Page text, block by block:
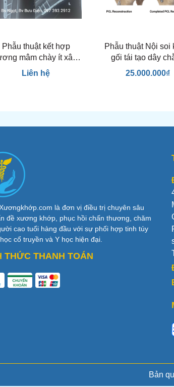
Phẫu thuật kết hợp
mâm chày ít xâm
lấn+ nội soi khớp gối
Liên hệ
Phẫu thuật Nội soi
gối tái tạo dây
chéo sau
25.000.000₫
là đơn vị điều trị chuyên sâu
đề xương khớp, phục hồi chấn thương, chăm
cao tuổi hàng đầu với sự phối hợp tinh túy
cổ truyền và Y học hiện đại.
THỨC THANH TOÁN
Bản